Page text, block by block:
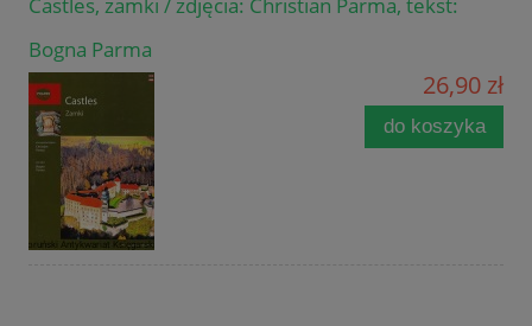
Castles, zamki / zdjęcia: Christian Parma, tekst:
Bogna Parma
26,90 zł
do koszyka